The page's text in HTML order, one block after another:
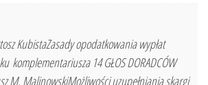
KubistaZasady opodatkowania wypłat
komplementariusza 14 GŁOS DORADCÓW
M. MalinowskiMożliwości uzupełniania skargi